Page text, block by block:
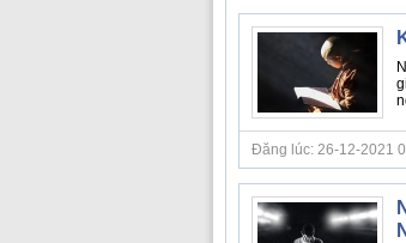
Đăng lúc: 26-12-2021